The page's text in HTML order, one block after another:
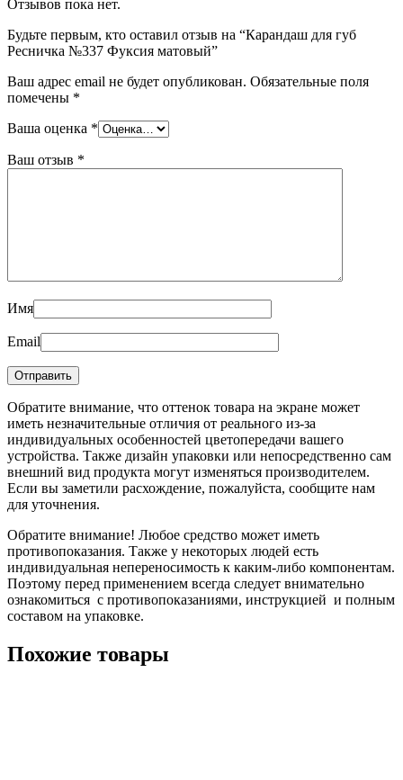
Отзывов пока нет.
Будьте первым, кто оставил отзыв на “Карандаш для губ
Ресничка №337 Фуксия матовый”
Ваш адрес email не будет опубликован. Обязательные поля
помечены *
Ваша оценка *
Ваш отзыв *
Имя
Email
Обратите внимание, что оттенок товара на экране может
иметь незначительные отличия от реального из-за
индивидуальных особенностей цветопередачи вашего
устройства. Также дизайн упаковки или непосредственно сам
внешний вид продукта могут изменяться производителем.
Если вы заметили расхождение, пожалуйста, сообщите нам
для уточнения.
Обратите внимание! Любое средство может иметь
противопоказания. Также у некоторых людей есть
индивидуальная непереносимость к каким-либо компонентам.
Поэтому перед применением всегда следует внимательно
ознакомиться с противопоказаниями, инструкцией и полным
составом на упаковке.
Похожие товары